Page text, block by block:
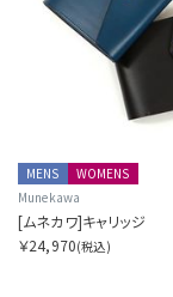
カラーを指定する
MENS
WOMENS
Munekawa
[ムネカワ]キャリッジ
￥24,970(税込)